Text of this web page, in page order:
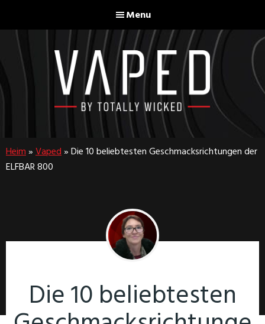
to
main
content
to
footer
Menu
Wicked
Heim » Vaped » Die 10 beliebtesten Geschmacksrichtungen der
ELFBAR 800
Die 10 beliebtesten